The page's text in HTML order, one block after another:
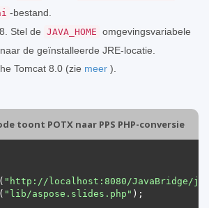
-bestand.
Stel de JAVA_HOME omgevingsvariabele
de geïnstalleerde JRE-locatie.
Tomcat 8.0 (zie meer ).
toont POTX naar PPS PHP-conversie
( "http://localhost:8080/JavaBridge/
( "lib/aspose.slides.php"